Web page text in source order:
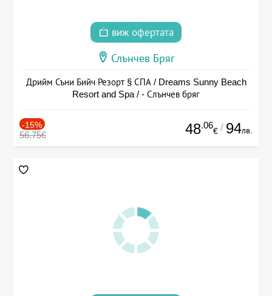
виж офертата
Слънчев Бряг
Дрийм Съни Бийч Резорт § СПА / Dreams Sunny Beach
Resort and Spa / - Слънчев бряг
-15%
56.75€ 48.06
€ / 94лв.